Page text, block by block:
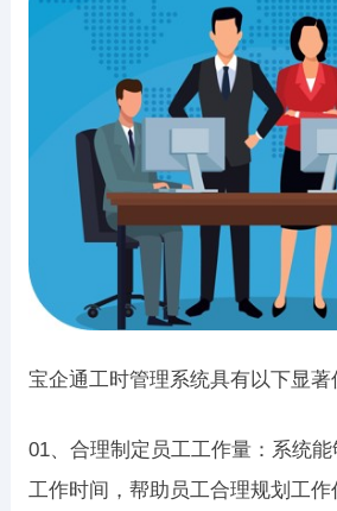
宝企通工时管理系统具有以下显著
01、合理制定员工工作量：系统
工作时间，帮助员工合理规划工作